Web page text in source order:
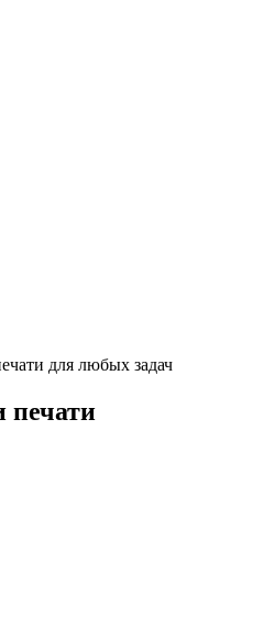
для любых задач
печати